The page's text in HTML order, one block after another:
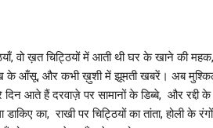
वो ख़त चिट्ठियों में आती थी घर के खाने की
के आँसू, और कभी ख़ुशी में झूमती खबरें। अब
आते हैं दरवाज़े पर सामानों के डिब्बे, और रद्दी
डाकिए का, राखी पर चिट्ठियों का तांता, होली के